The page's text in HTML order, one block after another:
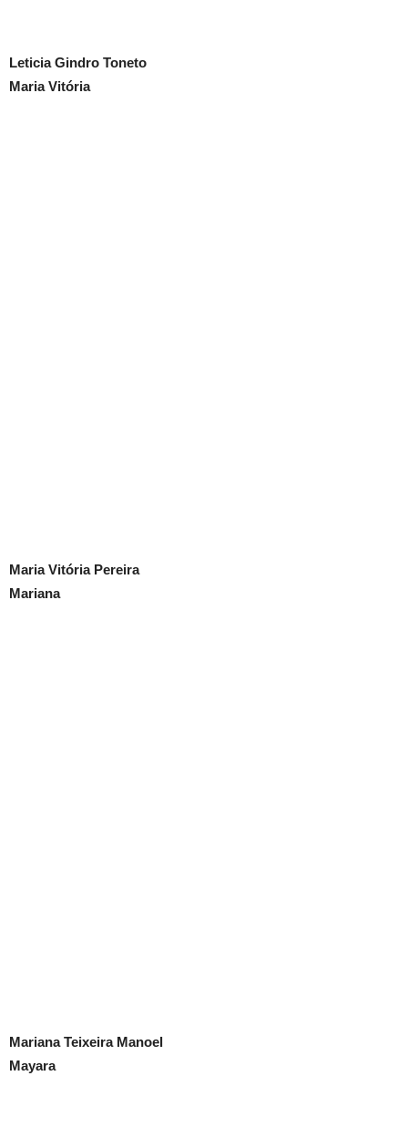
Leticia Gindro Toneto
Maria Vitória
Maria Vitória Pereira
Mariana
Mariana Teixeira Manoel
Mayara